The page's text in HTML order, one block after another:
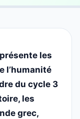
les
l’humanité
du cycle 3
les
grec,